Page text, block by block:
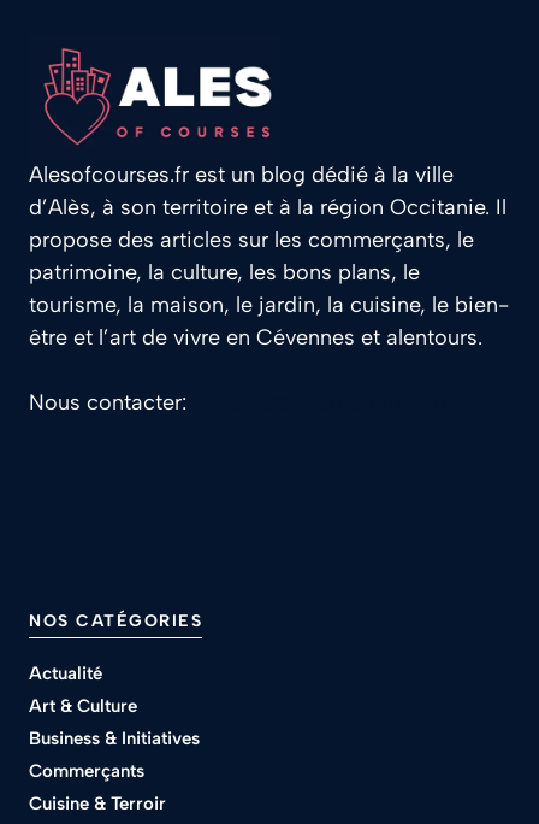
Alesofcourses.fr est un blog dédié à la ville
d’Alès, à son territoire et à la région Occitanie. Il
propose des articles sur les commerçants, le
patrimoine, la culture, les bons plans, le
tourisme, la maison, le jardin, la cuisine, le bien-
être et l’art de vivre en Cévennes et alentours.
Nous contacter:
NOS CATÉGORIES
Actualité
Art & Culture
Business & Initiatives
Commerçants
Cuisine & Terroir